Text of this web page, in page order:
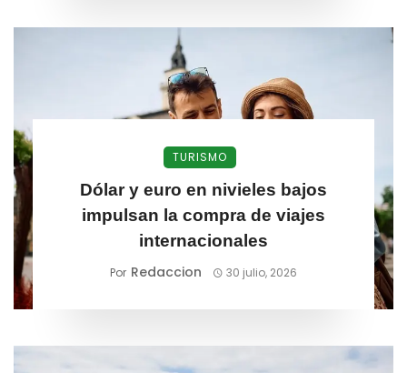
TURISMO
Dólar y euro en nivieles bajos
impulsan la compra de viajes
internacionales
Por Redaccion 30 julio, 2026